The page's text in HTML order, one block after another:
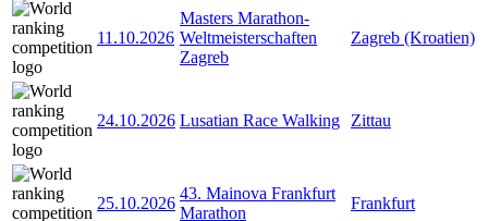
11.10.2026
Masters Marathon-
Weltmeisterschaften
Zagreb
Zagreb (Kroatien)
24.10.2026 Lusatian Race Walking Zittau
25.10.2026
43. Mainova Frankfurt
Marathon
Frankfurt